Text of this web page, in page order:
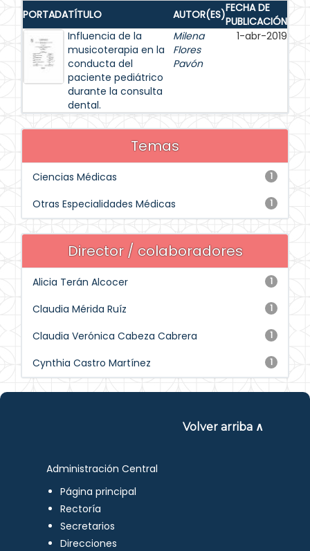
PORTADATÍTULO AUTOR(ES)FECHA DE
PUBLICACIÓN
Influencia de la
musicoterapia en la
conducta del
paciente pediátrico
durante la consulta
dental.
Milena
Flores
Pavón
1-abr-2019
Temas
1
Ciencias Médicas
1
Otras Especialidades Médicas
Director / colaboradores
1
Alicia Terán Alcocer
1
Claudia Mérida Ruíz
1
Claudia Verónica Cabeza Cabrera
1
Cynthia Castro Martínez
Volver arriba ∧
Administración Central
Página principal
Rectoría
Secretarios
Direcciones